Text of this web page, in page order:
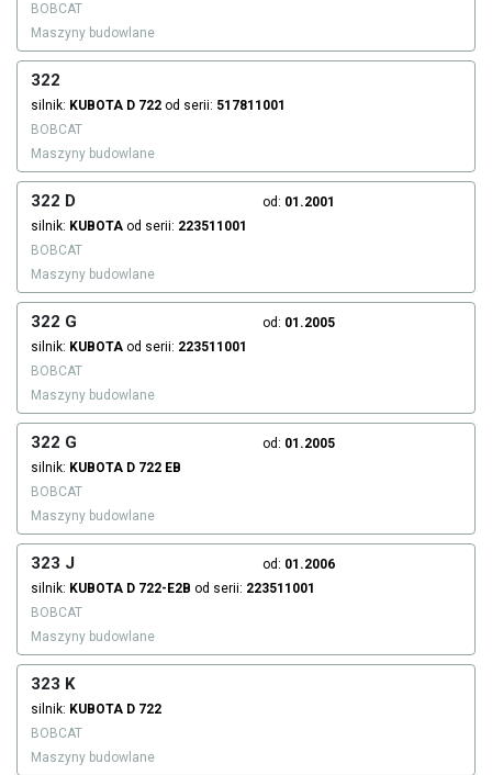
BOBCAT
Maszyny budowlane
322
silnik: KUBOTA D 722 od serii: 517811001
BOBCAT
Maszyny budowlane
322 D od: 01.2001
silnik: KUBOTA od serii: 223511001
BOBCAT
Maszyny budowlane
322 G od: 01.2005
silnik: KUBOTA od serii: 223511001
BOBCAT
Maszyny budowlane
322 G od: 01.2005
silnik: KUBOTA D 722 EB
BOBCAT
Maszyny budowlane
323 J od: 01.2006
silnik: KUBOTA D 722-E2B od serii: 223511001
BOBCAT
Maszyny budowlane
323 K
silnik: KUBOTA D 722
BOBCAT
Maszyny budowlane